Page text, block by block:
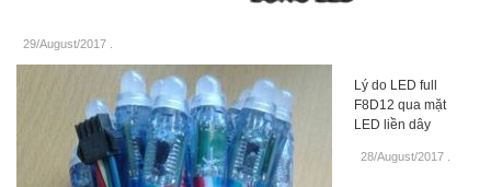
29/August/2017
Lý do LED full
F8D12 qua mặt
LED liền dây
28/August/2017